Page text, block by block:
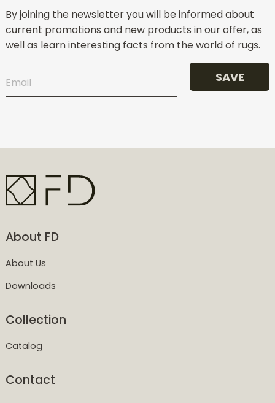
By joining the newsletter you will be informed about
current promotions and new products in our offer, as
well as learn interesting facts from the world of rugs.
SAVE
About FD
About Us
Downloads
Collection
Catalog
Contact